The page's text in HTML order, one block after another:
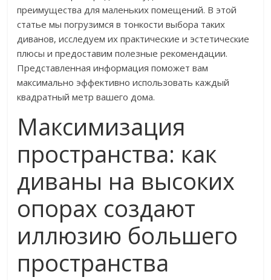
преимущества для маленьких помещений. В этой
статье мы погрузимся в тонкости выбора таких
диванов, исследуем их практические и эстетические
плюсы и предоставим полезные рекомендации.
Представленная информация поможет вам
максимально эффективно использовать каждый
квадратный метр вашего дома.
Максимизация
пространства: как
диваны на высоких
опорах создают
иллюзию большего
пространства